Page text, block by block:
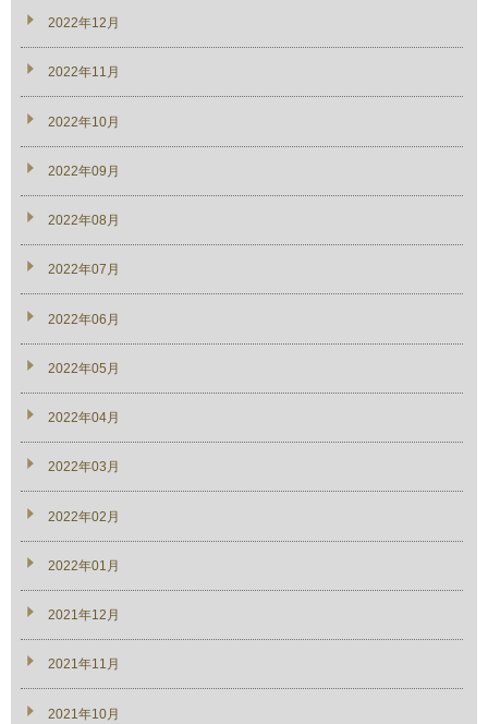
2022年12月
2022年11月
2022年10月
2022年09月
2022年08月
2022年07月
2022年06月
2022年05月
2022年04月
2022年03月
2022年02月
2022年01月
2021年12月
2021年11月
2021年10月